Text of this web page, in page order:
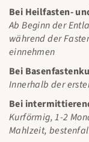
Bei Heilfasten-
Ab Beginn der
während der
einnehmen
Bei
Innerhalb der
Bei
Kurförmig, 1-2
Mahlzeit,